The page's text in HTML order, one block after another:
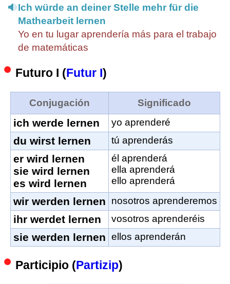
Ich würde an deiner Stelle mehr für die
Mathearbeit lernen
Yo en tu lugar aprendería más para el trabajo
de matemáticas
Futuro I (Futur I)
Conjugación Significado
ich werde lernen yo aprenderé
du wirst lernen tú aprenderás
er wird lernen
sie wird lernen
es wird lernen
él aprenderá
ella aprenderá
ello aprenderá
wir werden lernen nosotros aprenderemos
ihr werdet lernen vosotros aprenderéis
sie werden lernen ellos aprenderán
Participio (Partizip)